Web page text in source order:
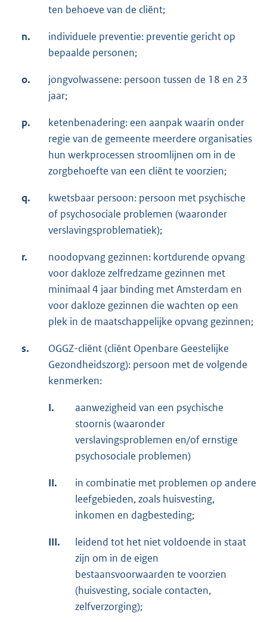
ten behoeve van de cliënt;
n.
individuele preventie: preventie gericht op
bepaalde personen;
o.
jongvolwassene: persoon tussen de 18 en 23
jaar;
p.
ketenbenadering: een aanpak waarin onder
regie van de gemeente meerdere organisaties
hun werkprocessen stroomlijnen om in de
zorgbehoefte van een cliënt te voorzien;
q.
kwetsbaar persoon: persoon met psychische
of psychosociale problemen (waaronder
verslavingsproblematiek);
r.
noodopvang gezinnen: kortdurende opvang
voor dakloze zelfredzame gezinnen met
minimaal 4 jaar binding met Amsterdam en
voor dakloze gezinnen die wachten op een
plek in de maatschappelijke opvang gezinnen;
s.
OGGZ-cliënt (cliënt Openbare Geestelijke
Gezondheidszorg): persoon met de volgende
kenmerken:
I.
aanwezigheid van een psychische
stoornis (waaronder
verslavingsproblemen en/of ernstige
psychosociale problemen)
II.
in combinatie met problemen op andere
leefgebieden, zoals huisvesting,
inkomen en dagbesteding;
III.
leidend tot het niet voldoende in staat
zijn om in de eigen
bestaansvoorwaarden te voorzien
(huisvesting, sociale contacten,
zelfverzorging);